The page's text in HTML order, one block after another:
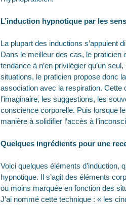
L’induction hypnotique par les sens
La plupart des inductions s’appuient
Dans le meilleur des cas, le praticien
tendance à n’en privilégier qu’un
situations, le praticien propose donc
association avec la respiration. Cette
l’imaginaire, les suggestions, les
conscience corporelle. Puis lorsque
manière à solidifier l’accès à
Quelques ingrédients pour une
Voici quelques éléments d’induction,
hypnotique. Il s’agit des éléments
ou moins marquée en fonction des
J’ai nommé cette technique : « les